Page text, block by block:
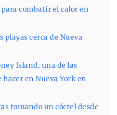
para combatir el calor en
playas cerca de Nueva
Island, una de las
en Nueva York en
tomando un cóctel desde